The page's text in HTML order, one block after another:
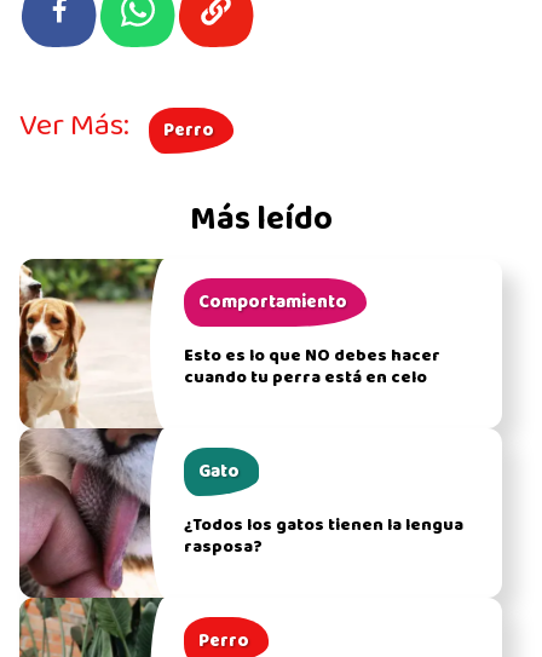
Más leído
Comportamiento
Esto es lo que NO debes hacer
cuando tu perra está en celo
Gato
¿Todos los gatos tienen la lengua
rasposa?
Perro
Ver Más: Perro